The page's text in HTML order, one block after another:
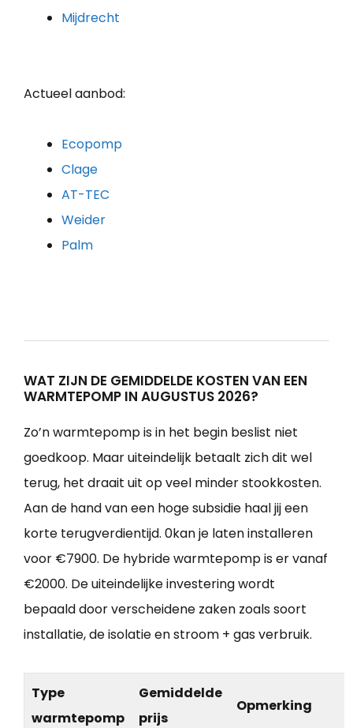
Mijdrecht
Actueel aanbod:
Ecopomp
Clage
AT-TEC
Weider
Palm
WAT ZIJN DE GEMIDDELDE KOSTEN VAN EEN
WARMTEPOMP IN AUGUSTUS 2026?
Zo’n warmtepomp is in het begin beslist niet
goedkoop. Maar uiteindelijk betaalt zich dit wel
terug, het draait uit op veel minder stookkosten.
Aan de hand van een hoge subsidie haal jij een
korte terugverdientijd. 0kan je laten installeren
voor €7900. De hybride warmtepomp is er vanaf
€2000. De uiteindelijke investering wordt
bepaald door verscheidene zaken zoals soort
installatie, de isolatie en stroom + gas verbruik.
Type
warmtepomp
Gemiddelde
prijs
Opmerking